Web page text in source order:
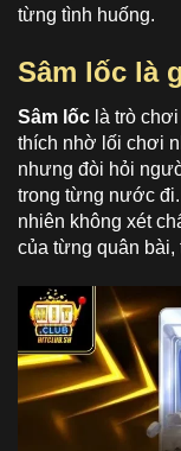
từng tình huống.
Sâm lốc là
Sâm lốc là trò
thích nhờ lối chơi
nhưng đòi hỏi
trong từng nước
nhiên không xét
của từng quân bài,